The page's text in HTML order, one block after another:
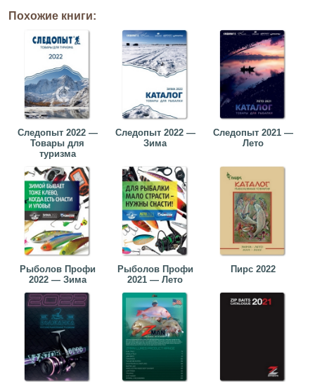
Похожие книги:
Следопыт 2022 —
Товары для
туризма
Следопыт 2022 —
Зима
Следопыт 2021 —
Лето
Рыболов Профи
2022 — Зима
Рыболов Профи
2021 — Лето
Пирс 2022